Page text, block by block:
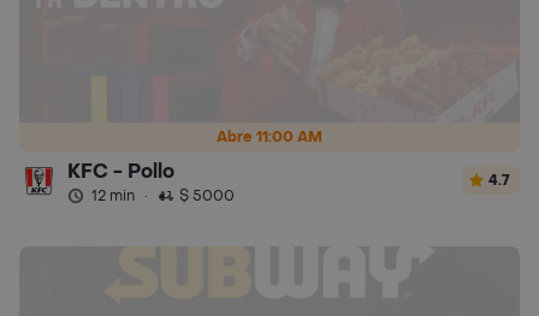
Abre 11:00 AM
KFC - Pollo
12 min · $ 5000
4.7